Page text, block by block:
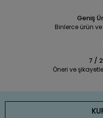
Geniş
Binlerce ürün
7 /
Öneri ve